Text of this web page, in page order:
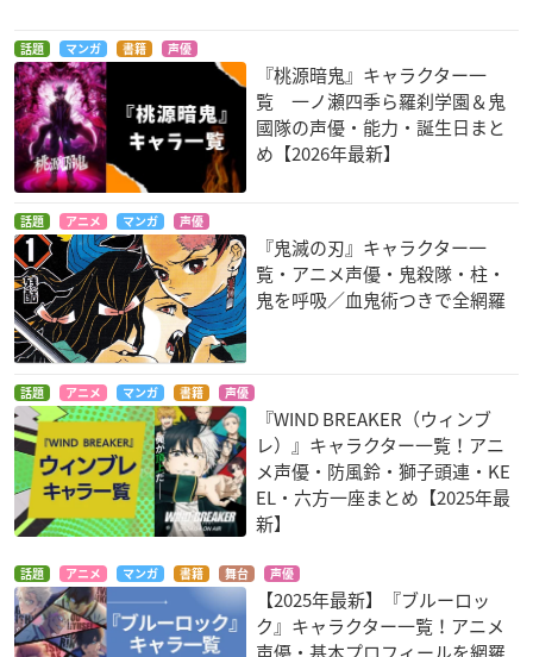
話題 マンガ 書籍 声優
『桃源暗鬼』キャラクター一
覧 一ノ瀬四季ら羅刹学園＆鬼
國隊の声優・能力・誕生日まと
め【2026年最新】
話題 アニメ マンガ 声優
『鬼滅の刃』キャラクター一
覧・アニメ声優・鬼殺隊・柱・
鬼を呼吸／血鬼術つきで全網羅
話題 アニメ マンガ 書籍 声優
『WIND BREAKER（ウィンブ
レ）』キャラクター一覧！アニ
メ声優・防風鈴・獅子頭連・KE
EL・六方一座まとめ【2025年最
新】
話題 アニメ マンガ 書籍 舞台 声優
【2025年最新】『ブルーロッ
ク』キャラクター一覧！アニメ